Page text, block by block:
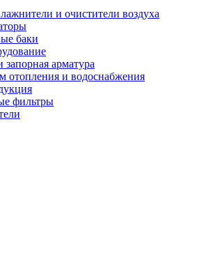
и очистители воздуха
баки
запорная арматура
отопления и водоснабжения
фильтры